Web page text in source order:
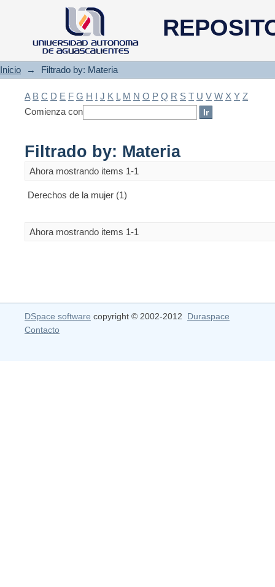
Filtrado by: Materia
Inicio → Filtrado by: Materia
A B C D E F G H I J K L M N O P Q R S T U V W X Y Z
Comienza con
Filtrado by: Materia
Ahora mostrando items 1-1
Derechos de la mujer (1)
Ahora mostrando items 1-1
DSpace software copyright © 2002-2012 Duraspace
Contacto